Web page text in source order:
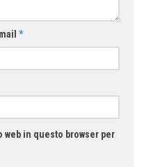
*
in questo browser per